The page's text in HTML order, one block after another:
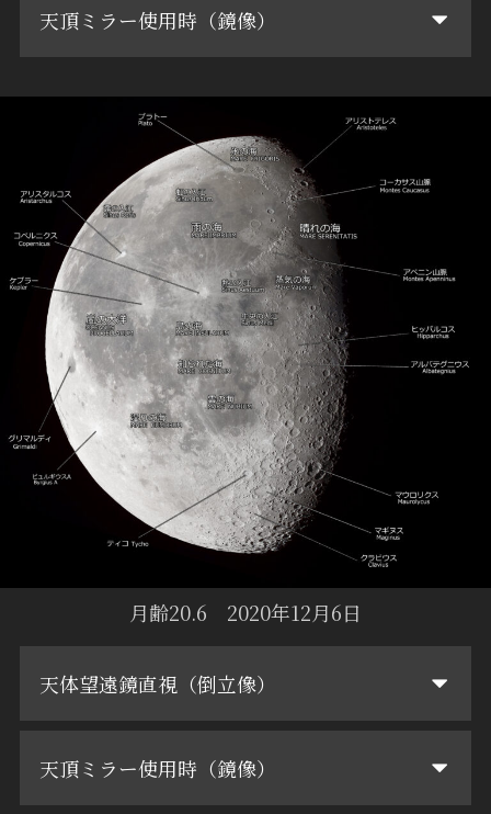
天頂ミラー使用時（鏡像）
月齢20.6 2020年12月6日
天体望遠鏡直視（倒立像）
天頂ミラー使用時（鏡像）